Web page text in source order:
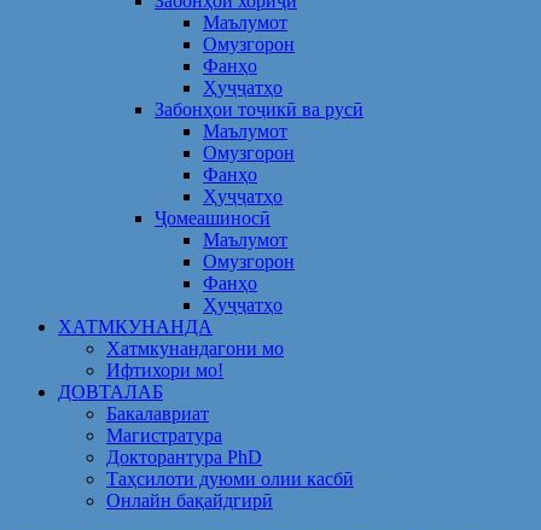
Маълумот
Омузгорон
Фанҳо
Ҳуҷҷатҳо
Забонҳои тоҷикӣ ва русӣ
Маълумот
Омузгорон
Фанҳо
Ҳуҷҷатҳо
Ҷомеашиносӣ
Маълумот
Омузгорон
Фанҳо
Ҳуҷҷатҳо
ХАТМКУНАНДА
Хатмкунандагони мо
Ифтихори мо!
ДОВТАЛАБ
Бакалавриат
Магистратура
Докторантура PhD
Таҳсилоти дуюми олии касбӣ
Онлайн бақайдгирӣ